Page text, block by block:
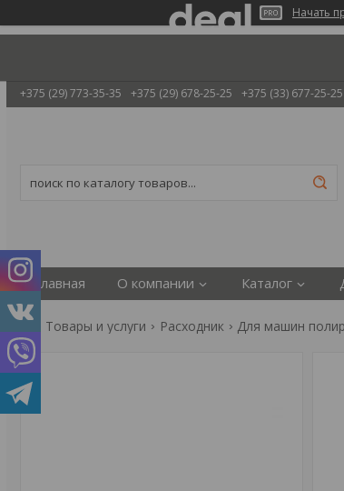
Начать
+375 (29) 773-35-35 +375 (29) 678-25-25 +375 (33) 677-25-25
Главная О компании Каталог
Товары и услуги Расходник Для машин